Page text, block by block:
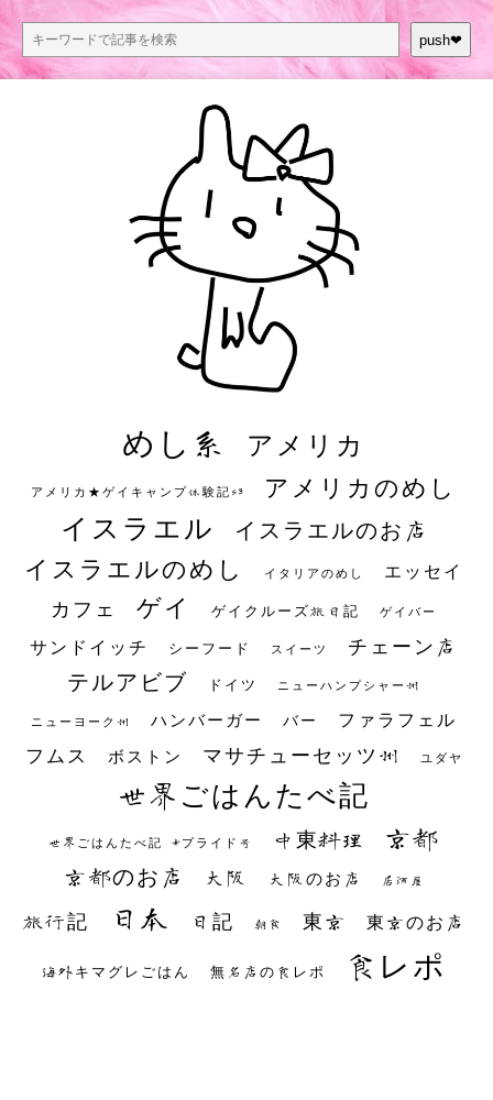
push❤︎
めし系 アメリカ
アメリカ★ゲイキャンプ体験記S3 アメリカのめし
イスラエル イスラエルのお店
イスラエルのめし イタリアのめし エッセイ
カフェ ゲイ ゲイクルーズ旅日記 ゲイバー
サンドイッチ シーフード スイーツ チェーン店
テルアビブ ドイツ ニューハンプシャー州
ニューヨーク州 ハンバーガー バー ファラフェル
フムス ボストン マサチューセッツ州 ユダヤ
世界ごはんたべ記
世界ごはんたべ記 #プライド号 中東料理 京都
京都のお店 大阪 大阪のお店 居酒屋
旅行記 日本 日記 朝食 東京 東京のお店
海外キマグレごはん 無名店の食レポ 食レポ